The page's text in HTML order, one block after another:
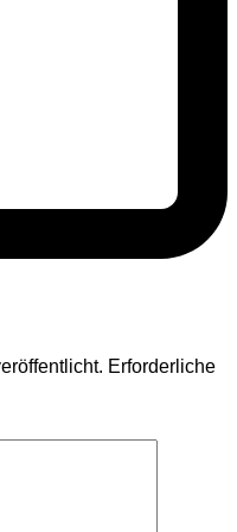
Erforderliche